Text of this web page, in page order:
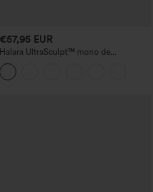
€57,95 EUR
Halara UltraSculpt™ mono de
entrenamiento flare con bolsillos,
cruzado y espalda descubierta, control
abdominal, realce de glúteos con